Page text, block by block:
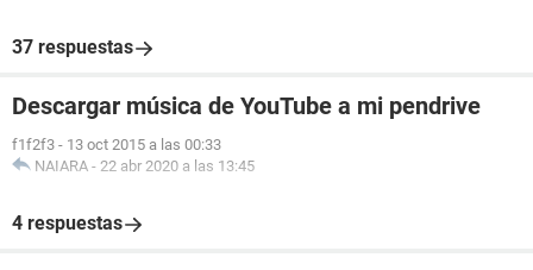
37 respuestas
Descargar música de YouTube a mi pendrive
f1f2f3 - 13 oct 2015 a las 00:33
NAIARA - 22 abr 2020 a las 13:45
4 respuestas